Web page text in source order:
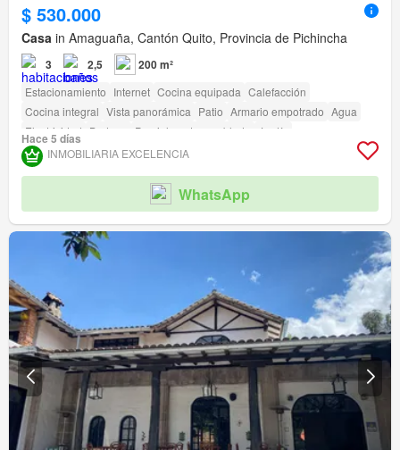
$ 530.000
Casa in Amaguaña, Cantón Quito, Provincia de Pichincha
3 2,5 200 m²
Estacionamiento Internet Cocina equipada Calefacción
Cocina integral Vista panorámica Patio Armario empotrado Agua
Electricidad Bodega Parcialmente amoblado Jardín
Hace 5 días
INMOBILIARIA EXCELENCIA
WhatsApp